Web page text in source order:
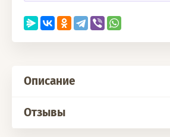
Описание
Отзывы